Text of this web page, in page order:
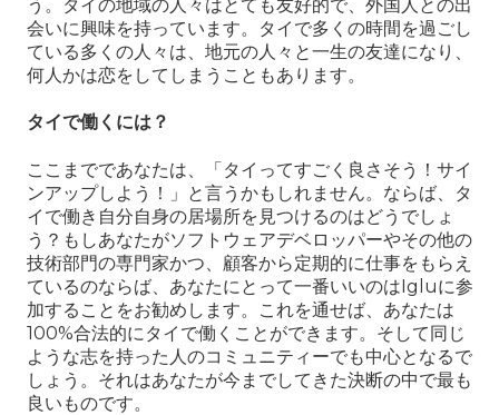
う。タイの地域の人々はとても友好的で、外国人との出
会いに興味を持っています。タイで多くの時間を過ごし
ている多くの人々は、地元の人々と一生の友達になり、
何人かは恋をしてしまうこともあります。
タイで働くには？
ここまでであなたは、「タイってすごく良さそう！サイ
ンアップしよう！」と言うかもしれません。ならば、タ
イで働き自分自身の居場所を見つけるのはどうでしょ
う？もしあなたがソフトウェアデベロッパーやその他の
技術部門の専門家かつ、顧客から定期的に仕事をもらえ
ているのならば、あなたにとって一番いいのはIgluに参
加することをお勧めします。これを通せば、あなたは
100%合法的にタイで働くことができます。そして同じ
ような志を持った人のコミュニティーでも中心となるで
しょう。それはあなたが今までしてきた決断の中で最も
良いものです。